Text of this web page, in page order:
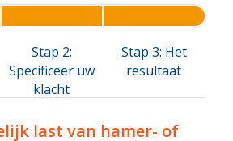
Stap 2:
Specificeer uw
klacht
Stap 3: Het
resultaat
last van hamer- of